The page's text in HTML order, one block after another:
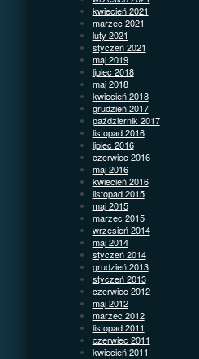
kwiecień 2021
marzec 2021
luty 2021
styczeń 2021
maj 2019
lipiec 2018
maj 2018
kwiecień 2018
grudzień 2017
październik 2017
listopad 2016
lipiec 2016
czerwiec 2016
maj 2016
kwiecień 2016
listopad 2015
maj 2015
marzec 2015
wrzesień 2014
maj 2014
styczeń 2014
grudzień 2013
styczeń 2013
czerwiec 2012
maj 2012
marzec 2012
listopad 2011
czerwiec 2011
kwiecień 2011